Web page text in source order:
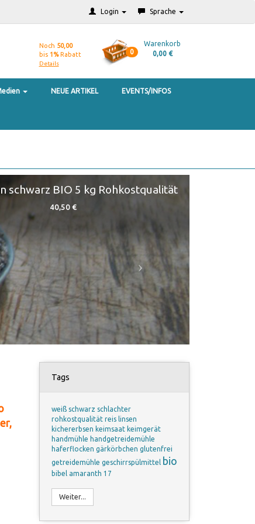
Login Sprache
Noch 50,00
bis 1%Rabatt
Details
0
Warenkorb
0,00 €
NEUE ARTIKEL EVENTS/INFOS
schwarz BIO 5 kg Rohkostqualität
40,50 €
Tags
weiß schwarz schlachter
rohkostqualität reis linsen
kichererbsen keimsaat keimgerät
handmühle handgetreidemühle
haferflocken gärkörbchen glutenfrei
getreidemühle geschirrspülmittel bio
bibel amaranth 17
Weiter...